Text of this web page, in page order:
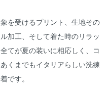
を受けるプリント、生地その
加工、そして着た時のリラッ
てが夏の装いに相応しく、コ
くまでもイタリアらしい洗練
です。